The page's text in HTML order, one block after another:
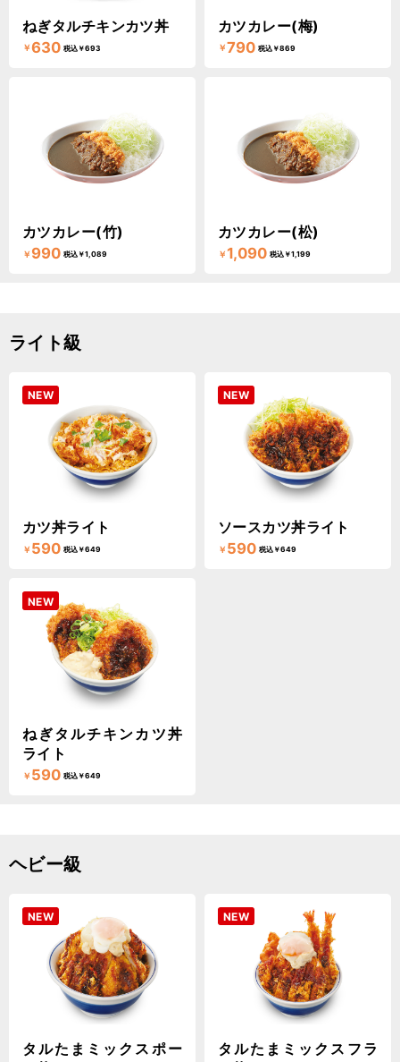
ねぎタルチキンカツ丼
￥630 税込￥693
カツカレー(梅)
￥790 税込￥869
カツカレー(竹)
￥ 990 税込￥1,089
カツカレー(松)
￥1,090 税込￥1,199
ライト級
NEW
カツ丼ライト
￥ 590 税込￥649
NEW
ソースカツ丼ライト
￥ 590 税込￥649
NEW
ねぎタルチキンカツ丼
ライト
￥ 590 税込￥649
ヘビー級
NEW
タルたまミックスポー
NEW
タルたまミックスフラ